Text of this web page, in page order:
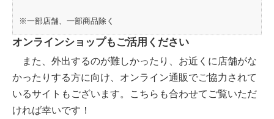
※一部店舗、一部商品除く
オンラインショップもご活用ください
また、外出するのが難しかったり、お近くに店舗がな
かったりする方に向け、オンライン通販でご協力されて
いるサイトもございます。こちらも合わせてご覧いただ
ければ幸いです！